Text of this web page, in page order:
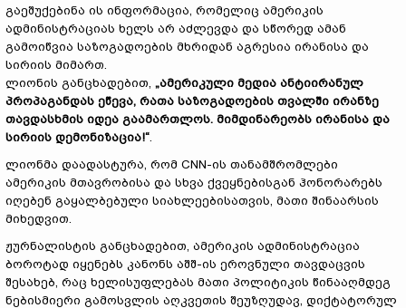
გაეშუქებინა ის ინფორმაცია, რომელიც ამერიკის
ადმინისტრაციას ხელს არ აძლევდა და სწორედ ამან
გამოიწვია საზოგადოების მხრიდან აგრესია ირანისა და
სირიის მიმართ.
ლიონის განცხადებით, „ამერიკული მედია ანტიირანულ
პროპაგანდას ეწევა, რათა საზოგადოების თვალში ირანზე
თავდასხმის იდეა გაამართლოს. მიმდინარეობს ირანისა და
სირიის დემონიზაცია!“.
ლიონმა დაადასტურა, რომ CNN-ის თანამშრომლები
ამერიკის მთავრობისა და სხვა ქვეყნებისგან ჰონორარებს
იღებენ გაყალბებული სიახლეებისათვის, მათი შინაარსის
მიხედვით.
ჟურნალისტის განცხადებით, ამერიკის ადმინისტრაცია
ბოროტად იყენებს კანონს აშშ-ის ეროვნული თავდაცვის
შესახებ, რაც ხელისუფლებას მათი პოლიტიკის წინააღმდეგ
ნებისმიერი გამოსვლის აღკვეთის შეუზღუდავ, დიქტატორულ